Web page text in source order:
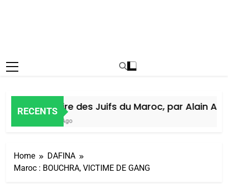
RECENTS
Histoire des Juifs du Maroc, par Alain Amiel
Home
DAFINA
Maroc : BOUCHRA, VICTIME DE GANG